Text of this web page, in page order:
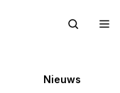
Nieuws